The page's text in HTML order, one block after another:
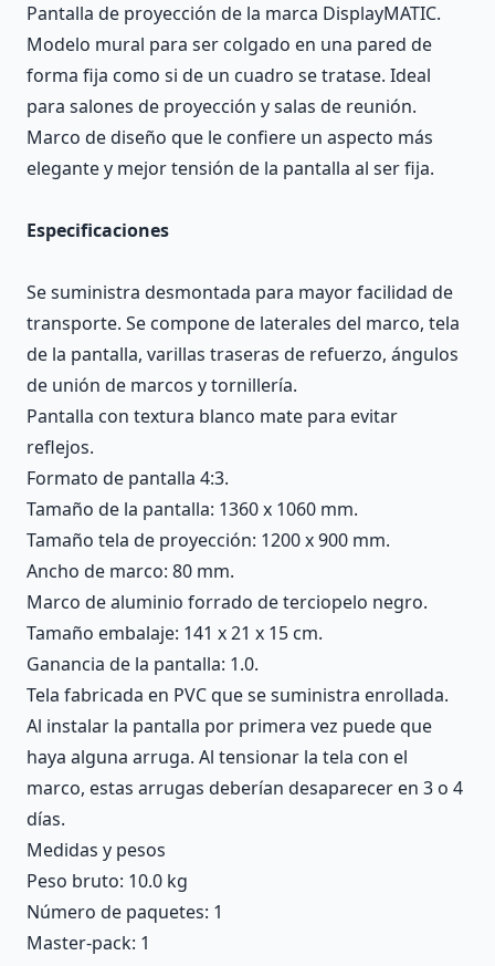
Pantalla de proyección de la marca DisplayMATIC.
Modelo mural para ser colgado en una pared de
forma fija como si de un cuadro se tratase. Ideal
para salones de proyección y salas de reunión.
Marco de diseño que le confiere un aspecto más
elegante y mejor tensión de la pantalla al ser fija.
Especificaciones
Se suministra desmontada para mayor facilidad de
transporte. Se compone de laterales del marco, tela
de la pantalla, varillas traseras de refuerzo, ángulos
de unión de marcos y tornillería.
Pantalla con textura blanco mate para evitar
reflejos.
Formato de pantalla 4:3.
Tamaño de la pantalla: 1360 x 1060 mm.
Tamaño tela de proyección: 1200 x 900 mm.
Ancho de marco: 80 mm.
Marco de aluminio forrado de terciopelo negro.
Tamaño embalaje: 141 x 21 x 15 cm.
Ganancia de la pantalla: 1.0.
Tela fabricada en PVC que se suministra enrollada.
Al instalar la pantalla por primera vez puede que
haya alguna arruga. Al tensionar la tela con el
marco, estas arrugas deberían desaparecer en 3 o 4
días.
Medidas y pesos
Peso bruto: 10.0 kg
Número de paquetes: 1
Master-pack: 1